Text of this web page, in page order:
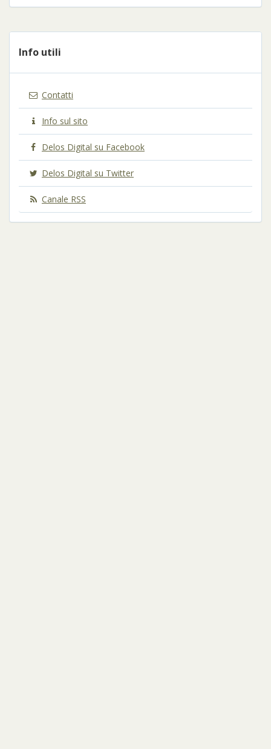
Info utili
Contatti
Info sul sito
Delos Digital su Facebook
Delos Digital su Twitter
Canale RSS